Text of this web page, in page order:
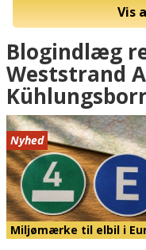
Vis
Blogindlæg
Weststrand
Nyhed
Miljømærke til elbil i